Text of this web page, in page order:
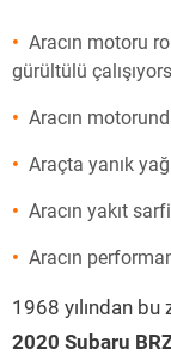
Aracın motoru
gürültülü
Aracın
Araçta yanık
Aracın yakıt
Aracın
1968 yılından
2020 Subaru